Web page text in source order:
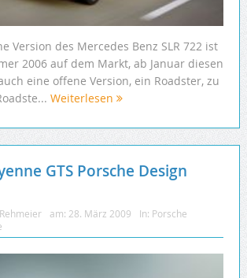
Version des Mercedes Benz SLR 722 ist
2006 auf dem Markt, ab Januar diesen
eine offene Version, ein Roadster, zu
Weiterlesen
GTS Porsche Design
am: 28. März 2009 In: Porsche